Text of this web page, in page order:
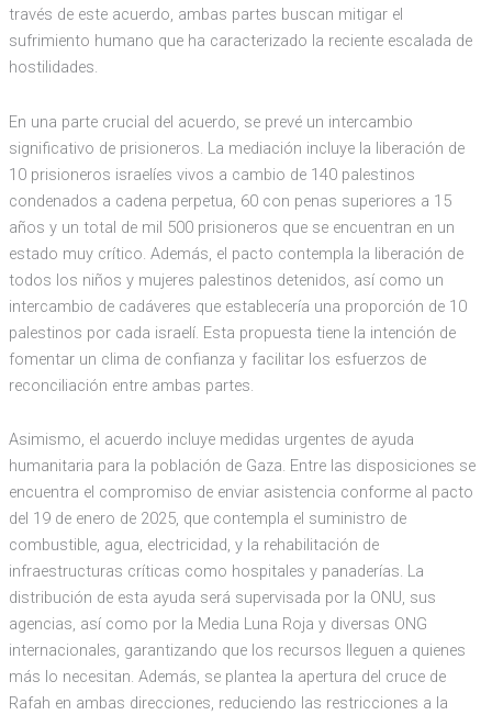
través de este acuerdo, ambas partes buscan mitigar el
sufrimiento humano que ha caracterizado la reciente escalada de
hostilidades.
En una parte crucial del acuerdo, se prevé un intercambio
significativo de prisioneros. La mediación incluye la liberación de
10 prisioneros israelíes vivos a cambio de 140 palestinos
condenados a cadena perpetua, 60 con penas superiores a 15
años y un total de mil 500 prisioneros que se encuentran en un
estado muy crítico. Además, el pacto contempla la liberación de
todos los niños y mujeres palestinos detenidos, así como un
intercambio de cadáveres que establecería una proporción de 10
palestinos por cada israelí. Esta propuesta tiene la intención de
fomentar un clima de confianza y facilitar los esfuerzos de
reconciliación entre ambas partes.
Asimismo, el acuerdo incluye medidas urgentes de ayuda
humanitaria para la población de Gaza. Entre las disposiciones se
encuentra el compromiso de enviar asistencia conforme al pacto
del 19 de enero de 2025, que contempla el suministro de
combustible, agua, electricidad, y la rehabilitación de
infraestructuras críticas como hospitales y panaderías. La
distribución de esta ayuda será supervisada por la ONU, sus
agencias, así como por la Media Luna Roja y diversas ONG
internacionales, garantizando que los recursos lleguen a quienes
más lo necesitan. Además, se plantea la apertura del cruce de
Rafah en ambas direcciones, reduciendo las restricciones a la